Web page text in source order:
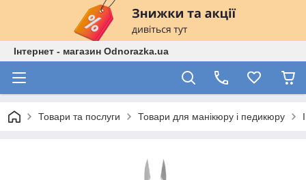
Інтернет - магазин Odnorazka.ua
Товари та послуги Товари для манікюру і педикюру